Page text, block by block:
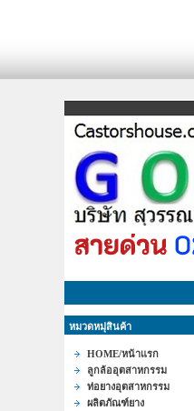
หมวดหมุ่สินค้า
HOME/หน้าแรก
ลูกล้ออุตสาหกรรม
ท่อยางอุตสาหกรรม
ผลิตภัณฑ์ยาง